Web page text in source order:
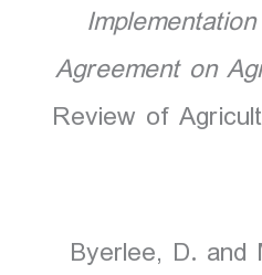
Agreement on
Review of
4) Byerlee, D.